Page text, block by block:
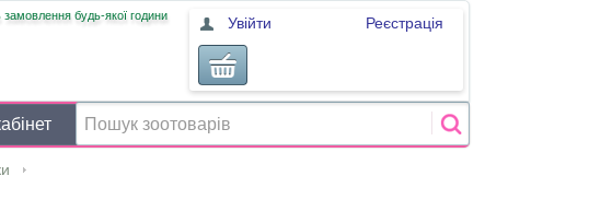
будь-якої години Увійти Реєстрація